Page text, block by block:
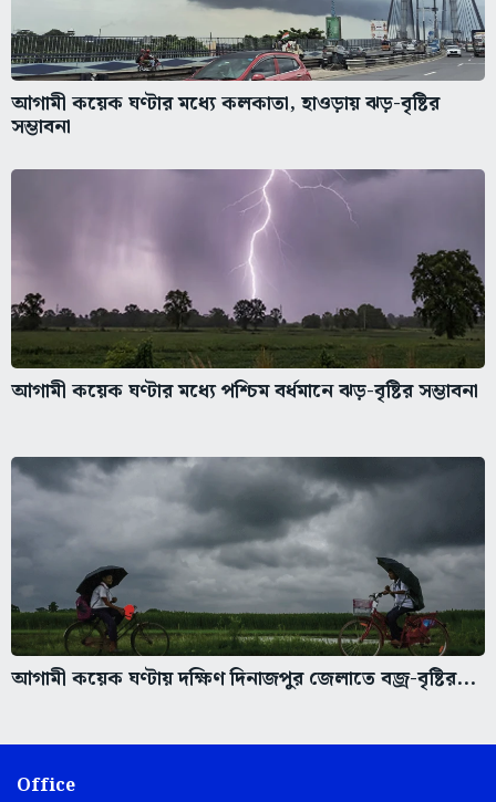
আগামী কয়েক ঘণ্টার মধ্যে কলকাতা, হাওড়ায় ঝড়-বৃষ্টির
সম্ভাবনা
আগামী কয়েক ঘণ্টার মধ্যে পশ্চিম বর্ধমানে ঝড়-বৃষ্টির সম্ভাবনা
আগামী কয়েক ঘণ্টায় দক্ষিণ দিনাজপুর জেলাতে বজ্র-বৃষ্টির...
Office